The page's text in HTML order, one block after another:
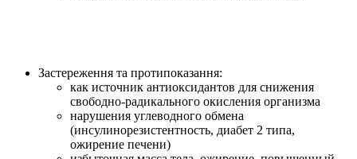
Застереження та протипоказання:
как источник антиоксидантов для снижения
свободно-радикального окисления организма
нарушения углеводного обмена
(инсулинорезистентность, диабет 2 типа,
ожирение печени)